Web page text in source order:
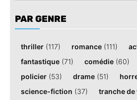
PAR GENRE
thriller (117) romance (111)
fantastique (71) comédie (60)
policier (53) drame (51)
science-fiction (37) tranche de